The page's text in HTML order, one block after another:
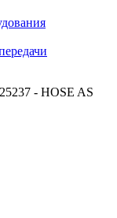
- HOSE AS